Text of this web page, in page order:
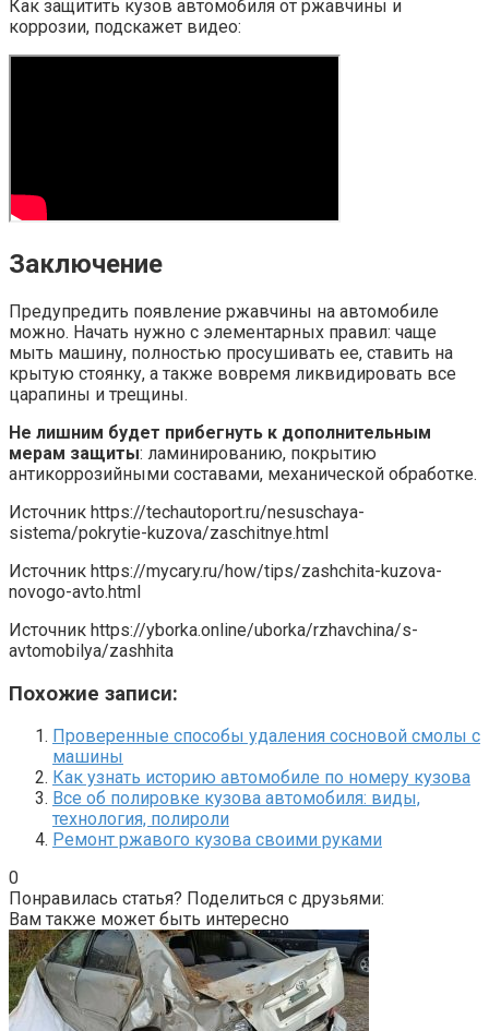
Как защитить кузов автомобиля от ржавчины и
коррозии, подскажет видео:
Заключение
Предупредить появление ржавчины на автомобиле
можно. Начать нужно с элементарных правил: чаще
мыть машину, полностью просушивать ее, ставить на
крытую стоянку, а также вовремя ликвидировать все
царапины и трещины.
Не лишним будет прибегнуть к дополнительным
мерам защиты: ламинированию, покрытию
антикоррозийными составами, механической обработке.
Источник https://techautoport.ru/nesuschaya-
sistema/pokrytie-kuzova/zaschitnye.html
Источник https://mycary.ru/how/tips/zashchita-kuzova-
novogo-avto.html
Источник https://yborka.online/uborka/rzhavchina/s-
avtomobilya/zashhita
Похожие записи:
Проверенные способы удаления сосновой смолы с
машины
Как узнать историю автомобиле по номеру кузова
Все об полировке кузова автомобиля: виды,
технология, полироли
Ремонт ржавого кузова своими руками
0
Понравилась статья? Поделиться с друзьями:
Вам также может быть интересно